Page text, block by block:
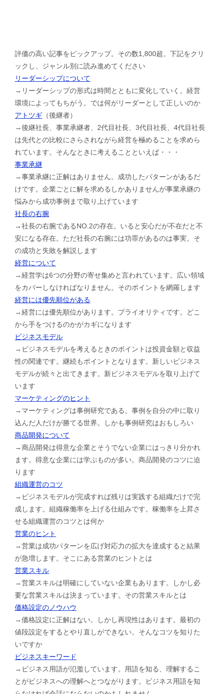
評価の高い記事をピックアップ。その数1,800超。下記をクリ
ックし、ジャンル別に読み進めてください
リーダーシップについて
→リーダーシップの形式は時間とともに変化していく。経営
環境によってもちがう。では何がリーダーとして正しいのか
アトツギ （後継者）
→後継社長、事業承継者、2代目社長、3代目社長、4代目社長
は先代との比較にさらされながら経営を極めることを求めら
れています。そんなときに考えることといえば・・・
事業承継
→事業承継に正解はありません。成功したパターンがあるだ
けです。企業ごとに解を求めるしかありませんが事業承継の
悩みから成功事例まで取り上げています
社長の右腕
→社長の右腕であるNO.2の存在。いると安心だが不在だと不
安になる存在。ただ社長の右腕には功罪があるのは事実。そ
の成功と失敗を解説します
経営について
→経営学は6つの分野の寄せ集めと言われています。広い領域
をカバーしなければなりません。そのポイントを網羅します
経営には優先順位がある
→経営には優先順位があります。プライオリティです。どこ
から手をつけるのかがカギになります
ビジネスモデル
→ビジネスモデルを考えるときのポイントは投資金額と収益
性の関連です。継続もポイントとなります。新しいビジネス
モデルが続々と出てきます。新ビジネスモデルを取り上げて
います
マーケティングのヒント
→マーケティングは事例研究である。事例を自分の中に取り
込んだ人だけが勝てる世界。しかも事例研究はおもしろい
商品開発について
→商品開発は得意な企業とそうでない企業にはっきり分かれ
ます。得意な企業には学ぶものが多い。商品開発のコツに迫
ります
組織運営のコツ
→ビジネスモデルが完成すれば残りは実践する組織だけで完
成します。組織稼働率を上げる仕組みです。稼働率を上昇さ
せる組織運営のコツとは何か
営業のヒント
→営業は成功パターンを広げ対応力の拡大を達成すると結果
が急増します。そこにある営業のヒントとは
営業スキル
→営業スキルは明確にしていない企業もあります。しかし必
要な営業スキルは決まっています。その営業スキルとは
価格設定のノウハウ
→価格設定に正解はない。しかし再現性はあります。最初の
値段設定をするとやり直しができない。そんなコツを知りた
いですか
ビジネスキーワード
→ビジネス用語が氾濫しています。用語を知る、理解するこ
とがビジネスへの理解へとつながります。ビジネス用語を知